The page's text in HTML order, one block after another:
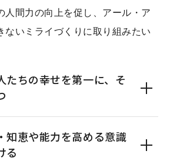
人間力の向上を促し、アール・ア
ないミライづくりに取り組みたい
たちの幸せを第一に、そ
知恵や能力を高める意識
る